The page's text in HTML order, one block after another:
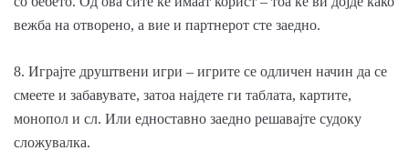
вежба на отворено, а вие и партнерот сте заедно.
8. Играјте друштвени игри – игрите се одличен начин да се
смеете и забавувате, затоа најдете ги таблата, картите,
монопол и сл. Или едноставно заедно решавајте судоку
сложувалка.